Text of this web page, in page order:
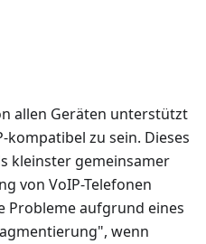
allen Geräten unterstützt
kompatibel zu sein. Dieses
kleinster gemeinsamer
von VoIP-Telefonen
Probleme aufgrund eines
wenn